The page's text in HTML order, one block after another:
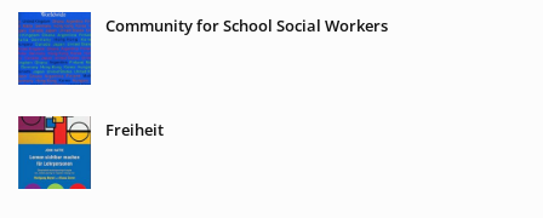
Community for School Social Workers
Freiheit